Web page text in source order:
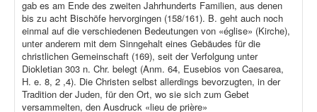
gab es am Ende des zweiten Jahrhunderts Familien, aus denen
bis zu acht Bischöfe hervorgingen (158/161). B. geht auch noch
einmal auf die verschiedenen Bedeutungen von «église» (Kirche),
unter anderem mit dem Sinngehalt eines Gebäudes für die
christlichen Gemeinschaft (169), seit der Verfolgung unter
Diokletian 303 n. Chr. belegt (Anm. 64, Eusebios von Caesarea,
H. e. 8, 2 ,4). Die Christen selbst allerdings bevorzugten, in der
Tradition der Juden, für den Ort, wo sie sich zum Gebet
versammelten, den Ausdruck «lieu de prière»